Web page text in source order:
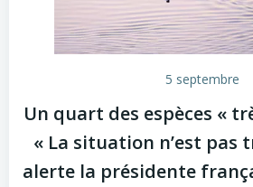
5 septembre
Un quart des espèces «
« La situation n’est pas
alerte la présidente